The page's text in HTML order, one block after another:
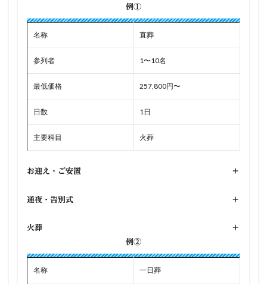
例①
名称 直葬
参列者 1〜10名
最低価格 257,800円〜
日数 1日
主要科目 火葬
お迎え・ご安置 +
通夜・告別式 +
火葬
+
例②
名称 一日葬